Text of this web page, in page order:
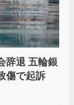
辞退 五輪銀
傷で起訴